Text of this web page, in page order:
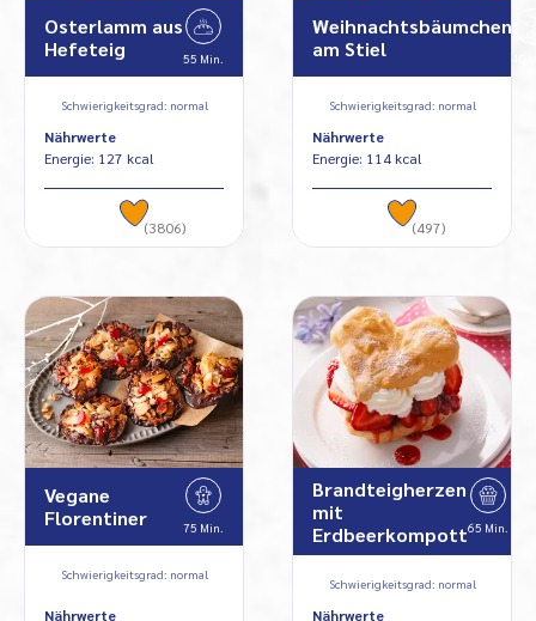
Osterlamm aus
Hefeteig
55 Min.
Schwierigkeitsgrad: normal
Nährwerte
Energie: 127 kcal
(3806)
Weihnachtsbäumchen
am Stiel
Schwierigkeitsgrad: normal
Nährwerte
Energie: 114 kcal
(497)
Vegane
Florentiner
75 Min.
Schwierigkeitsgrad: normal
Nährwerte
Brandteigherzen
mit
Erdbeerkompott65 Min.
Schwierigkeitsgrad: normal
Nährwerte